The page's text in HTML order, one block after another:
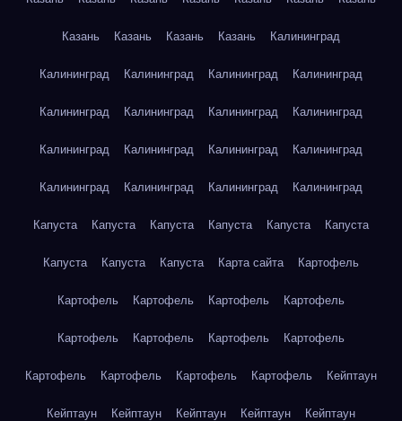
Казань Казань Казань Казань Калининград
Калининград Калининград Калининград Калининград
Калининград Калининград Калининград Калининград
Калининград Калининград Калининград Калининград
Калининград Калининград Калининград Калининград
Капуста Капуста Капуста Капуста Капуста Капуста
Капуста Капуста Капуста Карта сайта Картофель
Картофель Картофель Картофель Картофель
Картофель Картофель Картофель Картофель
Картофель Картофель Картофель Картофель Кейптаун
Кейптаун Кейптаун Кейптаун Кейптаун Кейптаун